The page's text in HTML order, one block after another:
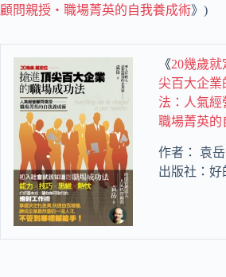
顧問親授‧職場菁英的自我養成術》)
《20幾歲就
尖百大企業
法：人氣
職場菁英的
作者： 袁岳
出版社：好